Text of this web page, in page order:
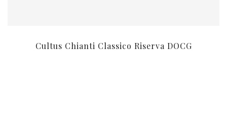
Cultus Chianti Classico Riserva DOCG